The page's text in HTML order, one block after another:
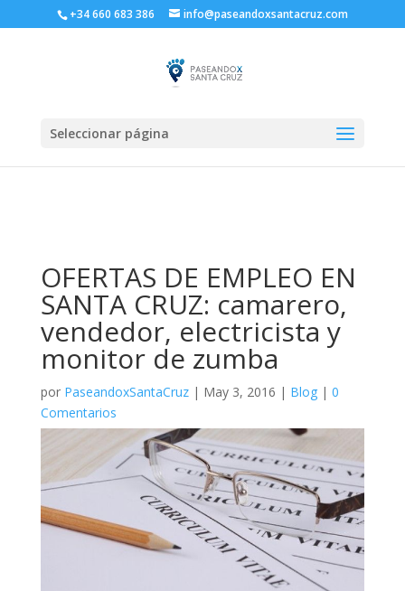
+34 660 683 386 info@paseandoxsantacruz.com
Seleccionar página
OFERTAS DE EMPLEO EN
SANTA CRUZ: camarero,
vendedor, electricista y
monitor de zumba
por PaseandoxSantaCruz| May 3, 2016 | Blog| 0
Comentarios